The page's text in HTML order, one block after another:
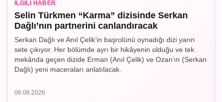
İLGILI HABER
Selin Türkmen “Karma” dizisinde Serkan
Dağlı’nın partnerini canlandıracak
Serkan Dağlı ve Anıl Çelik’in başrolünü oynadığı dizi yarın
sete çıkıyor. Her bölümde ayrı bir hikâyenin olduğu ve tek
mekânda geçen dizide Erman (Anıl Çelik) ve Ozan’ın (Serkan
Dağlı) yeni maceraları anlatılacak.
06.08.2026